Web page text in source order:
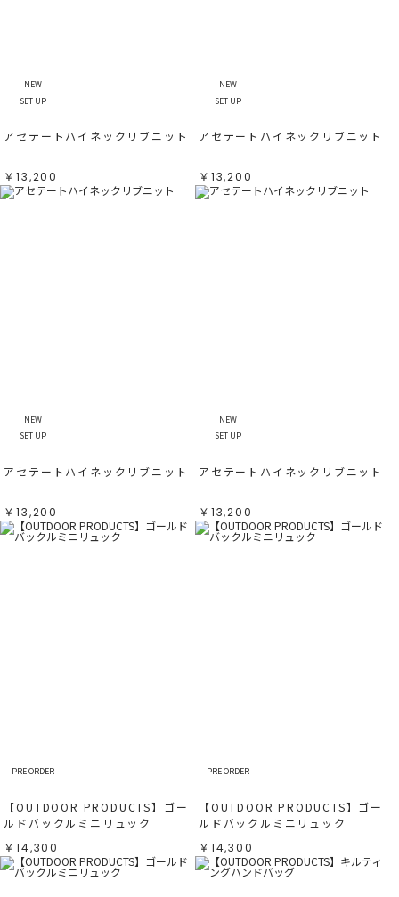
NEW
SET UP
アセテートハイネックリブニット
￥13,200
NEW
SET UP
アセテートハイネックリブニット
￥13,200
NEW
SET UP
アセテートハイネックリブニット
￥13,200
NEW
SET UP
アセテートハイネックリブニット
￥13,200
PRE ORDER
【OUTDOOR PRODUCTS】ゴー
ルドバックルミニリュック
￥14,300
PRE ORDER
【OUTDOOR PRODUCTS】ゴー
ルドバックルミニリュック
￥14,300